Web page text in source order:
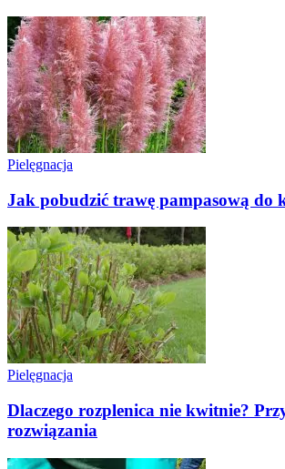
Pielęgnacja
Jak pobudzić trawę pampasową do
Pielęgnacja
Dlaczego rozplenica nie kwitnie?
rozwiązania